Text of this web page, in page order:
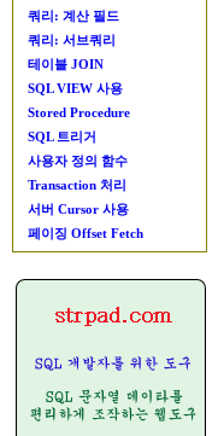
쿼리: 계산 필드
쿼리: 서브쿼리
테이블 JOIN
SQL VIEW 사용
Stored Procedure
SQL 트리거
사용자 정의 함수
Transaction 처리
서버 Cursor 사용
페이징 Offset Fetch